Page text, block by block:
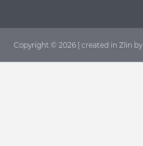
Copyright © 2026 | created in Zlin by